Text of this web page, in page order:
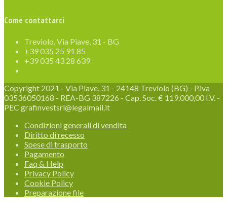
Come contattarci
Treviolo, Via Piave, 31 - BG
+39 035 25 91 85
+39 035 43 28 639
Copyright 2021 - Via Piave, 31 - 24148 Treviolo (BG) - P.iva
03536050168 - REA-BG 387226 - Cap. Soc. € 119.000,00 I.V. -
PEC grafinvestsrl@legalmail.it
Condizioni generali di vendita
Diritto di recesso
Spese di trasporto
Pagamento
Faq & Help
Privacy Policy
Cookie Policy
Preparazione file